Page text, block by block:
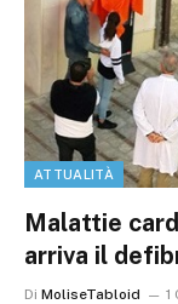
ATTUALITÀ
Malattie
arriva il
Di MoliseTabloid 1